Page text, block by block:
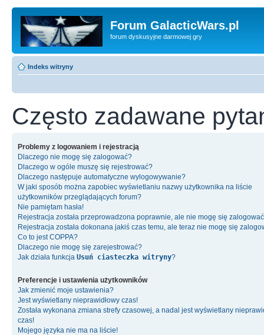
Forum GalacticWars.pl
forum dyskusyjne darmowej gry
Indeks witryny
Często zadawane
Problemy z logowaniem i rejestracją
Dlaczego nie mogę się zalogować?
Dlaczego w ogóle muszę się rejestrować?
Dlaczego następuje automatyczne wylogowywanie?
W jaki sposób można zapobiec wyświetlaniu nazwy użytkownika na liście
użytkowników przeglądających forum?
Nie pamiętam hasła!
Rejestracja została przeprowadzona poprawnie, ale nie mogę się
Rejestracja została dokonana jakiś czas temu, ale teraz nie mogę się
Co to jest COPPA?
Dlaczego nie mogę się zarejestrować?
Jak działa funkcja Usuń ciasteczka witryny?
Preferencje i ustawienia użytkowników
Jak zmienić moje ustawienia?
Jest wyświetlany nieprawidłowy czas!
Została wykonana zmiana strefy czasowej, a nadal jest wyświetlany
czas!
Mojego języka nie ma na liście!